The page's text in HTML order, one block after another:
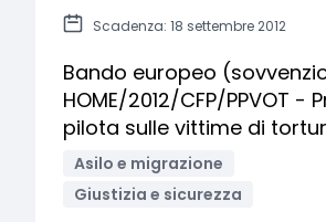
Scadenza: 18 settembre 2012
Bando europeo
HOME/2012/CFP/PPVOT -
pilota sulle vittime di
Asilo e migrazione
Giustizia e sicurezza